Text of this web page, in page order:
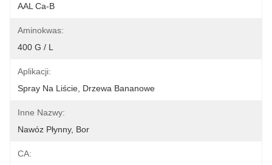
AAL Ca-B
Aminokwas:
400 G / L
Aplikacji:
Spray Na Liście, Drzewa Bananowe
Inne Nazwy:
Nawóz Płynny, Bor
CA: